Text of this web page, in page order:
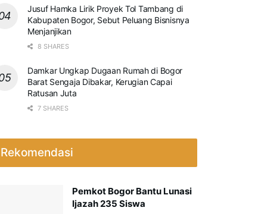
Jusuf Hamka Lirik Proyek Tol Tambang di
Kabupaten Bogor, Sebut Peluang Bisnisnya
Menjanjikan
8 SHARES
Damkar Ungkap Dugaan Rumah di Bogor
Barat Sengaja Dibakar, Kerugian Capai
Ratusan Juta
7 SHARES
Rekomendasi
Pemkot Bogor Bantu Lunasi
Ijazah 235 Siswa